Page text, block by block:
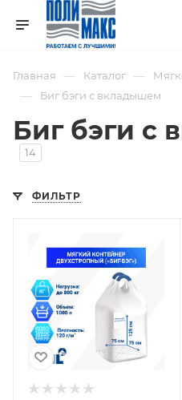
Главная — Каталог —
— Биг бэги с вкладышем
Биг бэги с
14
ФИЛЬТР